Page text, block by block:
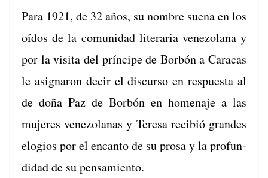
Para 1921, de 32 años, su nom­bre sue­na en los
oídos de la comu­nidad lit­er­aria vene­zolana y
por la visi­ta del príncipe de Bor­bón a Cara­cas
le asig­naron decir el dis­cur­so en respues­ta al
de doña Paz de Bor­bón en hom­e­na­je a las
mujeres vene­zolanas y Tere­sa recibió grandes
elo­gios por el encan­to de su prosa y la pro­fun­
di­dad de su pensamiento.